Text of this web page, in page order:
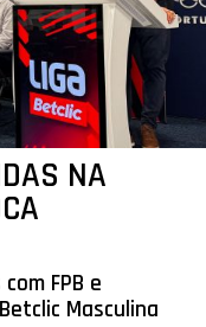
NA
FPB e
Masculina